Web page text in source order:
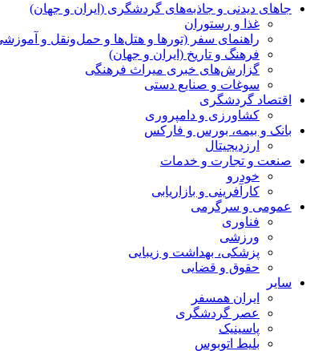
جاهای دیدنی و جاذبه‌های گردشگری (ایران و جهان)
غذا و رستوران
راهنمای سفر (تورها و هتل‌ها و حمل‌و‌نقل و
فرهنگ و تاریخ (ایران و جهان)
گزارش‌های خبری میراث فرهنگی
سوغات و صنایع دستی
اقتصاد گردشگری
کشاورزی و دامپروری
بانک و بیمه، بورس و فارکس
ارزدیجیتال
صنعت و تجارت و خدمات
خودرو
کارآفرینی و بازاریابی
عمومی و سرگرمی
فناوری
ورزشی
پزشکی، بهداشت و زیبایی
حقوق و قضایی
سایر
ایران همسفر
عصر گردشگری
پاسینیک
بلیط اتوبوس